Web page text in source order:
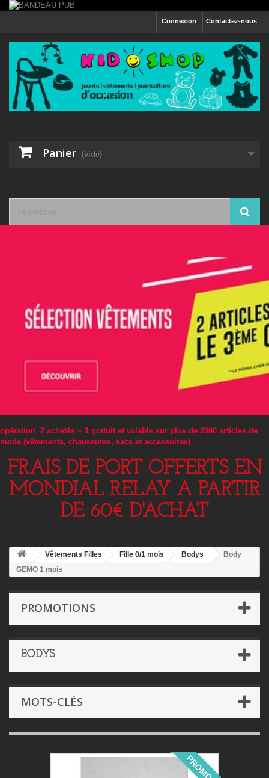
Contactez-nous
Connexion
Panier (vide)
opération 2 achetés = 1 gratuit et valable sur plus de 2000 articles de
mode (vêtements, chaussures, sacs et accessoires)
FRAIS DE PORT OFFERTS EN
MONDIAL RELAY A PARTIR
DE 60€ D'ACHAT
Vêtements Filles Fille 0/1 mois Bodys
Body
GEMO 1 mois
PROMOTIONS
BODYS
MOTS-CLÉS
PROMO !